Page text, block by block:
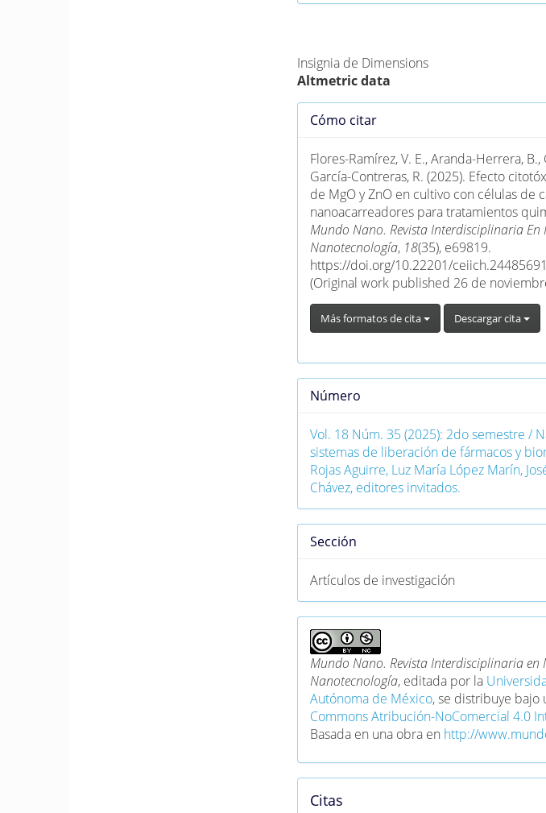
Insignia de Dimensions
Altmetric data
Detalles
artículo
Cómo citar
Flores-Ramírez, V. E., Aranda-Herrera,
García-Contreras, R. (2025). Efecto
de MgO y ZnO en cultivo con células de
nanoacarreadores para tratamientos
Mundo Nano. Revista Interdisciplinaria En
Nanotecnología, 18(35), e69819.
https://doi.org/10.22201/
(Original work published 26 de
Más formatos de cita Descargar cita
Número
Vol. 18 Núm. 35 (2025): 2do semestre /
sistemas de liberación de fármacos y
Rojas Aguirre, Luz María López Marín,
Chávez, editores invitados.
Sección
Artículos de investigación
Mundo Nano. Revista Interdisciplinaria en
Nanotecnología, editada por la
Autónoma de México, se distribuye bajo
Commons Atribución-NoComercial 4.0
Basada en una obra en http://
Citas